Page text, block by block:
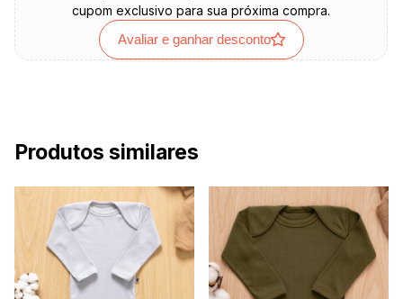
cupom exclusivo para sua próxima compra.
Avaliar e ganhar desconto
Produtos similares